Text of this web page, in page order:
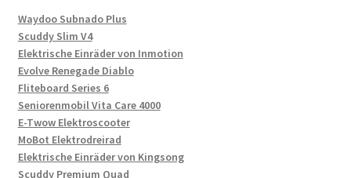
Waydoo Subnado Plus
Scuddy Slim V4
Elektrische Einräder von Inmotion
Evolve Renegade Diablo
Fliteboard Series 6
Seniorenmobil Vita Care 4000
E-Twow Elektroscooter
MoBot Elektrodreirad
Elektrische Einräder von Kingsong
Scuddy Premium Quad